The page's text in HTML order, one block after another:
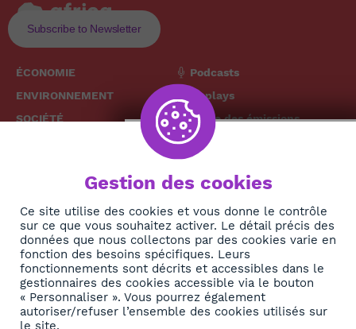
Subscribe to Newsletter
ÉCONOMIE
ENVIRONNEMENT
SOCIÉTÉ
DIASPORA
REJOIGNEZ-NOUS
Podcasts
Replays
Grille des émissions
À propos
The African
News Hub
NEWSLETTER
S'abonner
Gestion des cookies
Ce site utilise des cookies et vous donne le contrôle
sur ce que vous souhaitez activer. Le détail précis des
données que nous collectons par des cookies varie en
fonction des besoins spécifiques. Leurs
fonctionnements sont décrits et accessibles dans le
gestionnaires des cookies accessible via le bouton
« Personnaliser ». Vous pourrez également
autoriser/refuser l’ensemble des cookies utilisés sur
le site.